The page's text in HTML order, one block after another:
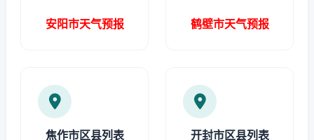
安阳市天气预报 鹤壁市天气预报
焦作市区县列表 开封市区县列表